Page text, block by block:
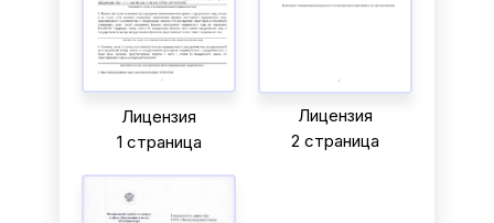
Лицензия
1 страница
Лицензия
2 страница